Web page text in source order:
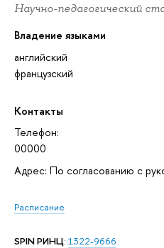
Научно-педагогический
Владение языками
английский
французский
Контакты
Телефон:
00000
Адрес: По согласованию с
Расписание
SPIN РИНЦ: 1322-9666